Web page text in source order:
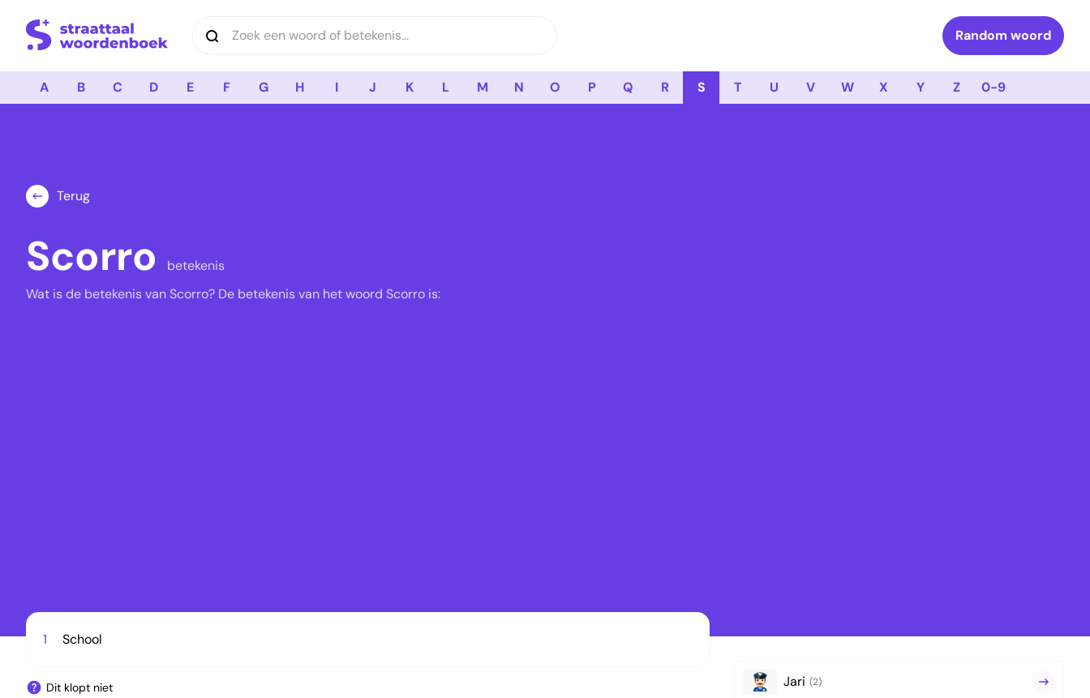
Logo Straattaal Woordenboek Random woord
A B C D E F G H I J K L M N O P Q R S T U V W X Y Z 0-9
Terug
Scorro
betekenis
Wat is de betekenis van Scorro? De betekenis van het woord Scorro is:
1 School
Dit klopt niet Jari (2)